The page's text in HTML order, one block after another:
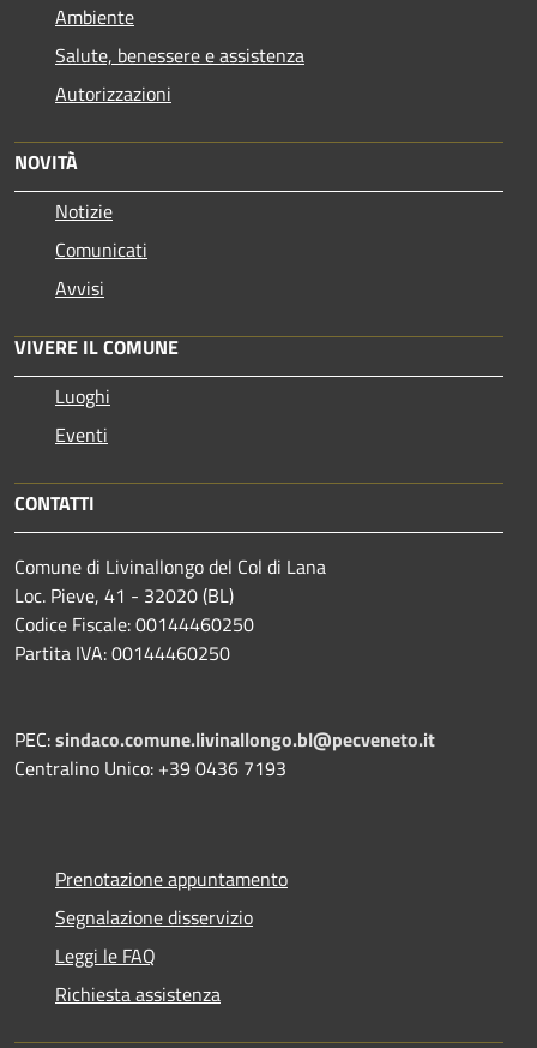
Ambiente
Salute, benessere e assistenza
Autorizzazioni
NOVITÀ
Notizie
Comunicati
Avvisi
VIVERE IL COMUNE
Luoghi
Eventi
CONTATTI
Comune di Livinallongo del Col di Lana
Loc. Pieve, 41 - 32020 (BL)
Codice Fiscale: 00144460250
Partita IVA: 00144460250
PEC:sindaco.comune.livinallongo.bl@pecveneto.it
Centralino Unico: +39 0436 7193
Prenotazione appuntamento
Segnalazione disservizio
Leggi le FAQ
Richiesta assistenza